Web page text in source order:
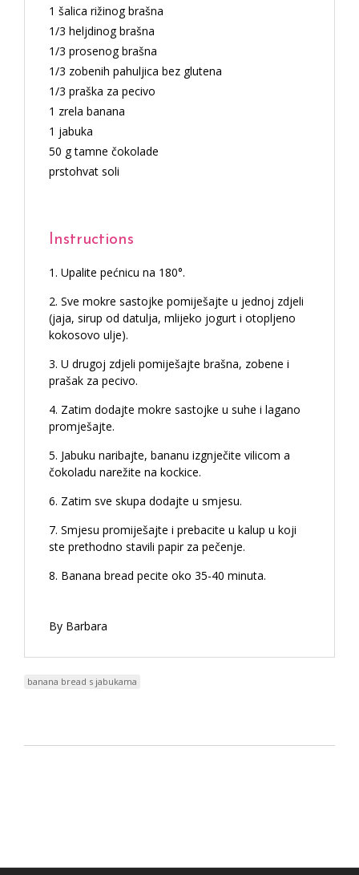
1 šalica rižinog brašna
1/3 heljdinog brašna
1/3 prosenog brašna
1/3 zobenih pahuljica bez glutena
1/3 praška za pecivo
1 zrela banana
1 jabuka
50 g tamne čokolade
prstohvat soli
Instructions
Upalite pećnicu na 180°.
Sve mokre sastojke pomiješajte u jednoj zdjeli
(jaja, sirup od datulja, mlijeko jogurt i otopljeno
kokosovo ulje).
U drugoj zdjeli pomiješajte brašna, zobene i
prašak za pecivo.
Zatim dodajte mokre sastojke u suhe i lagano
promješajte.
Jabuku naribajte, bananu izgnječite vilicom a
čokoladu narežite na kockice.
Zatim sve skupa dodajte u smjesu.
Smjesu promiješajte i prebacite u kalup u koji
ste prethodno stavili papir za pečenje.
Banana bread pecite oko 35-40 minuta.
By Barbara
banana bread s jabukama